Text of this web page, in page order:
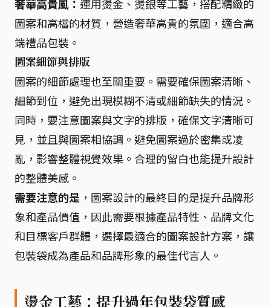
奢華高貴風： 運用燙金、燙銀等工藝，搭配精緻的
圖案和高檔的材質，營造奢華高貴的氛圍，適合高
端禮品包裝。
圖案細節與排版
圖案的細節處理也至關重要。需要確保圖案清晰、
細節到位，避免出現模糊不清或細節缺失的情況。
同時，要注意圖案與文字的排版，確保文字清晰可
見，並且與圖案相協調。避免圖案過於密集或凌
亂，影響整體視覺效果。合理的留白也能提升設計
的整體美感。
需要注意的是 ，圖案設計的最終目的是提升品牌形
象和產品價值，因此需要根據產品特性、品牌文化
和目標客戶群體，選擇最適合的圖案設計方案，讓
包裝袋成為產品和品牌形象的最佳代言人。
燙金工藝：提升過年包裝袋質感